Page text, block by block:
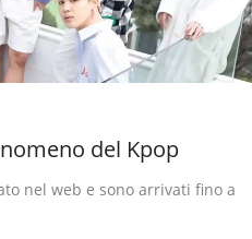
del Kpop
nel web e sono arrivati fino a